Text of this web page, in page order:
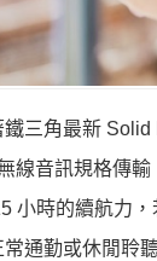
三角最新
線音訊規格傳
小時的續航力
通勤或休閒聆